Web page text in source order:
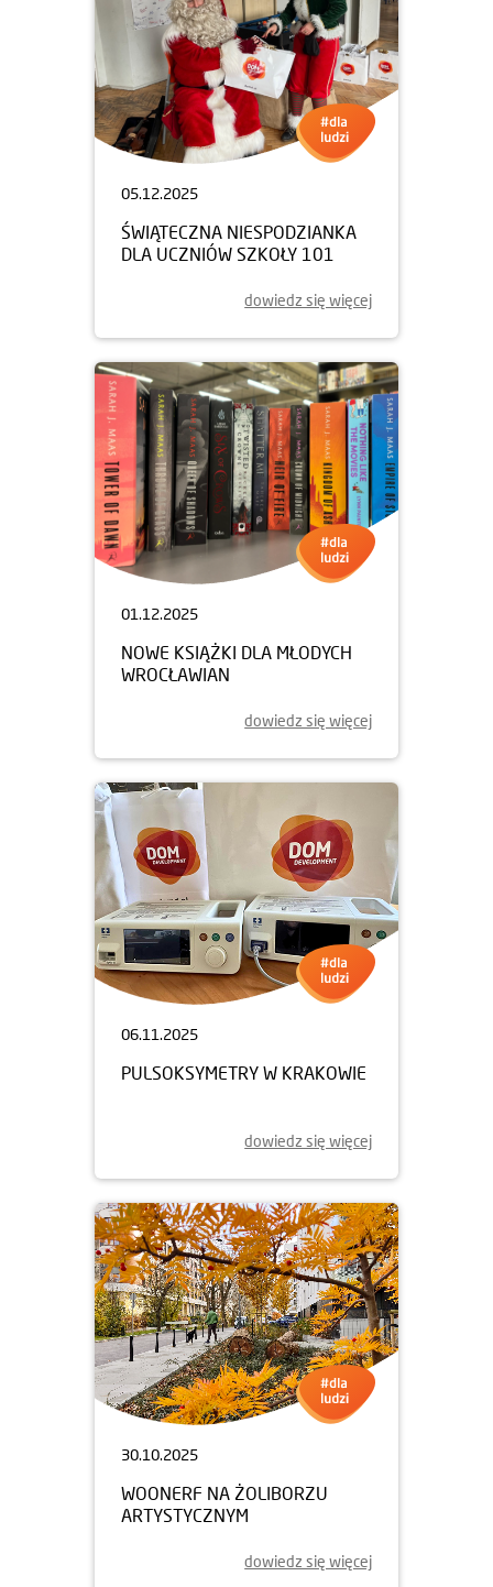
05.12.2025
ŚWIĄTECZNA NIESPODZIANKA
DLA UCZNIÓW SZKOŁY 101
dowiedz się więcej
01.12.2025
NOWE KSIĄŻKI DLA MŁODYCH
WROCŁAWIAN
dowiedz się więcej
06.11.2025
PULSOKSYMETRY W KRAKOWIE
dowiedz się więcej
30.10.2025
WOONERF NA ŻOLIBORZU
ARTYSTYCZNYM
dowiedz się więcej